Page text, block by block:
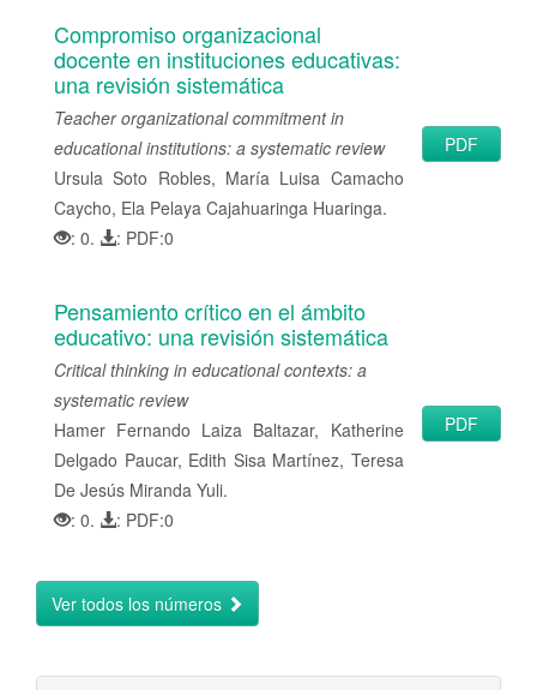
Compromiso organizacional
docente en instituciones educativas:
una revisión sistemática
Teacher organizational commitment in
educational institutions: a systematic review
Ursula Soto Robles, María Luisa Camacho
Caycho, Ela Pelaya Cajahuaringa Huaringa.
: 0.
: PDF:0
PDF
Pensamiento crítico en el ámbito
educativo: una revisión sistemática
Critical thinking in educational contexts: a
systematic review
Hamer Fernando Laiza Baltazar, Katherine
Delgado Paucar, Edith Sisa Martínez, Teresa
De Jesús Miranda Yuli.
: 0.
: PDF:0
PDF
Ver todos los números